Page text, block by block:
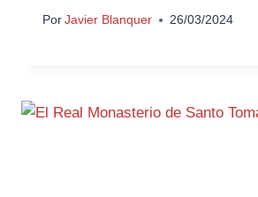
Por Javier Blanquer 26/03/2024